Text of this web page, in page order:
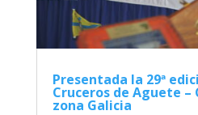
Presentada la 29ª
Cruceros de Aguete –
zona Galicia